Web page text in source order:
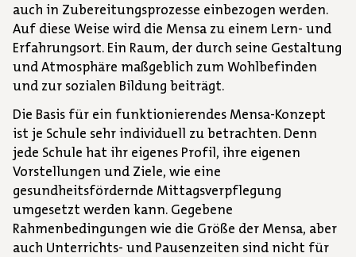
auch in Zubereitungsprozesse einbezogen werden.
Auf diese Weise wird die Mensa zu einem Lern- und
Erfahrungsort. Ein Raum, der durch seine Gestaltung
und Atmosphäre maßgeblich zum Wohlbefinden
und zur sozialen Bildung beiträgt.
Die Basis für ein funktionierendes Mensa-Konzept
ist je Schule sehr individuell zu betrachten. Denn
jede Schule hat ihr eigenes Profil, ihre eigenen
Vorstellungen und Ziele, wie eine
gesundheitsfördernde Mittagsverpflegung
umgesetzt werden kann. Gegebene
Rahmenbedingungen wie die Größe der Mensa, aber
auch Unterrichts- und Pausenzeiten sind nicht für